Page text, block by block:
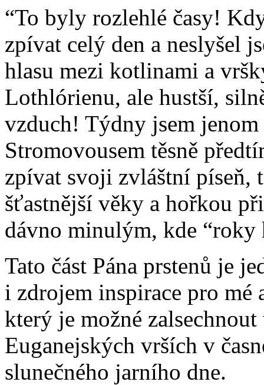
“To byly rozlehlé časy!
zpívat celý den a neslyšel
hlasu mezi kotlinami a
Lothlórienu, ale hustší,
vzduch! Týdny jsem
Stromovousem těsně
zpívat svoji zvláštní píseň,
šťastnější věky a hořkou
dávno minulým, kde
Tato část Pána prstenů je
i zdrojem inspirace pro mé
který je možné
Euganejských vrších v
slunečného jarního dne.